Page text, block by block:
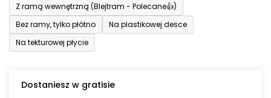
Z ramą wewnętrzną (Blejtram - Polecane👍)
Bez ramy, tylko płótno
Na plastikowej desce
Na tekturowej płycie
Dostaniesz w gratisie